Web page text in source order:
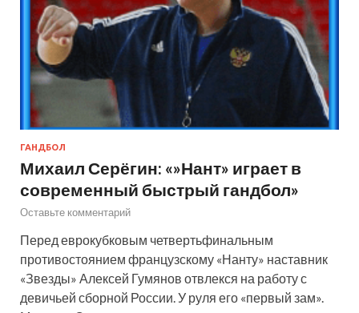
ГАНДБОЛ
Михаил Серёгин: «»Нант» играет в
современный быстрый гандбол»
Оставьте комментарий
Перед еврокубковым четвертьфинальным
противостоянием французскому «Нанту» наставник
«Звезды» Алексей Гумянов отвлекся на работу с
девичьей сборной России. У руля его «первый зам».